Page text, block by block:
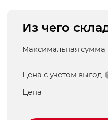
Из чего
Максимальная сумма
Цена с учетом выгод
Цена